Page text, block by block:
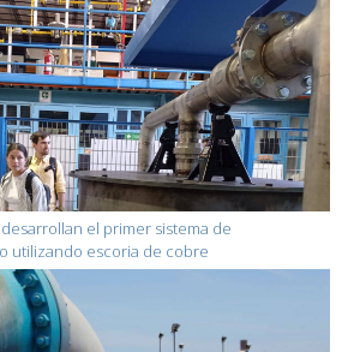
el primer sistema de
utilizando escoria de cobre